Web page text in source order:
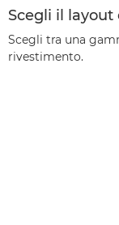
Scegli il
Scegli tra una
rivestimento.